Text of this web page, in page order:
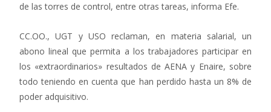
de las torres de control, entre otras tareas, informa Efe.
CC.OO., UGT y USO reclaman, en materia salarial, un
abono lineal que permita a los trabajadores participar en
los «extraordinarios» resultados de AENA y Enaire, sobre
todo teniendo en cuenta que han perdido hasta un 8% de
poder adquisitivo.